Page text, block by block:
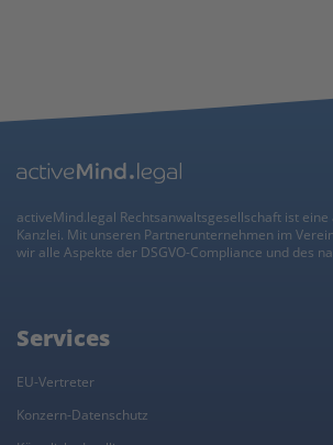
activeMind.legal Rechtsanwaltsgesellschaft ist
Kanzlei. Mit unseren Partnerunternehmen im
wir alle Aspekte der DSGVO-Compliance und des
Services
EU-Vertreter
Konzern-Datenschutz